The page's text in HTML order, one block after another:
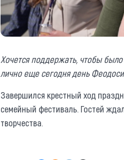
Хочется поддержать, чтобы
лично еще сегодня день
Завершился крестный ход
семейный фестиваль. Гостей
творчества.